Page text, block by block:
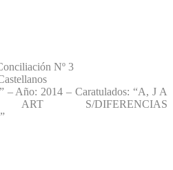
Nº 3
– Año: 2014 – Caratulados: “A, J A
ART S/DIFERENCIAS